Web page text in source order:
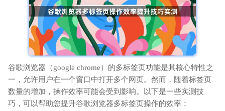
谷歌浏览器（google chrome）的多标签页功能是其核心特性之
一，允许用户在一个窗口中打开多个网页。然而，随着标签页
数量的增加，操作效率可能会受到影响。以下是一些实测技
巧，可以帮助您提升谷歌浏览器多标签页操作的效率：